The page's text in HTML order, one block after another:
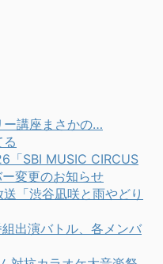
ー講座まさかの…
る
「SBI MUSIC CIRCUS
変更のお知らせ
「渋谷凪咲と雨やどり
組出演バトル、各メンバ